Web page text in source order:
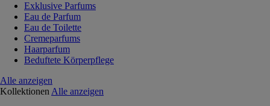
Exklusive Parfums
Eau de Parfum
Eau de Toilette
Cremeparfums
Haarparfum
Beduftete Körperpflege
Alle anzeigen
Kollektionen Alle anzeigen